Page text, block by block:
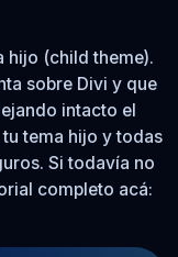
hijo (child theme).
sobre Divi y que
intacto el
tema hijo y todas
Si todavía no
completo acá: